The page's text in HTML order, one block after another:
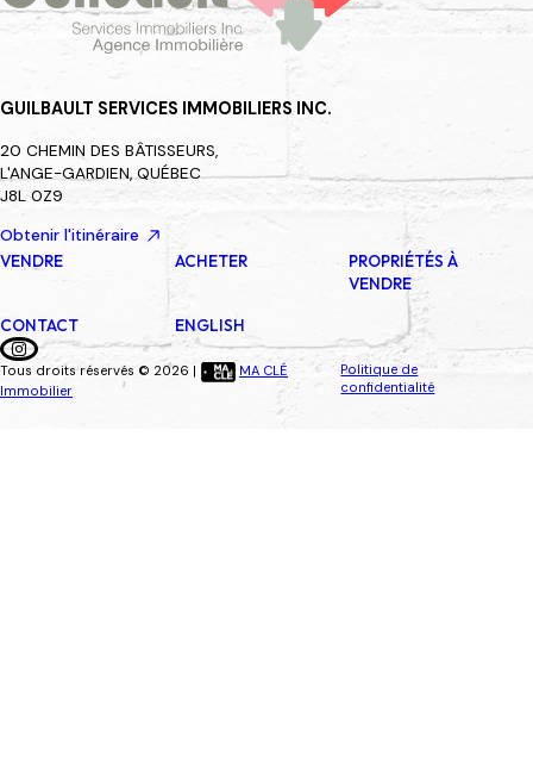
GUILBAULT SERVICES IMMOBILIERS INC.
20 CHEMIN DES BÂTISSEURS,
L'ANGE-GARDIEN, QUÉBEC
J8L 0Z9
Obtenir l'itinéraire
VENDRE ACHETER
PROPRIÉTÉS À
VENDRE
CONTACT
ENGLISH
Tous droits réservés © 2026 |
MA CLÉ
Immobilier
Politique de
confidentialité